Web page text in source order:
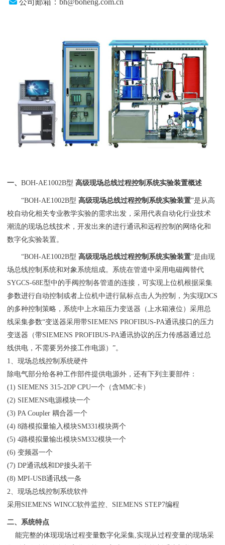
一、BOH-AE1002B型高级现场总线过程控制系统实验装置概述
“BOH-AE1002B型高级现场总线过程控制系统实验装置”是从高
校自动化相关专业教学实验的需求出发，采用代表自动化行业技术
潮流的现场总线技术，开发出来的进行通讯和远程控制的网络化和
数字化实验装置。
“BOH-AE1002B型高级现场总线过程控制系统实验装置”是由现
场总线控制系统和对象系统组成。系统在管道中采用电磁阀替代
SYGCS-68E型中的手阀控制各管道的连接，可实现上位机根据采集
参数进行自动控制或者上位机中进行鼠标点击人为控制，为实现DCS
的多种控制策略，系统中上水箱压力变送器（上水箱液位）采用总
线采集参数“变送器采用带SIEMENS PROFIBUS-PA通讯接口的压力
变送器（带SIEMENS PROFIBUS-PA通讯协议的压力传感器通过总
线供电，不需要另外接工作电源）”。
1、现场总线控制系统硬件
除电气部分给各种工作部件提供电源外，还有下列主要部件：
(1) SIEMENS 315-2DP CPU一个（含MMC卡）
(2) SIEMENS电源模块一个
(3) PA Coupler 耦合器一个
(4) 8路模拟量输入模块SM331模块两个
(5) 4路模拟量输出模块SM332模块一个
(6) 变频器一个
(7) DP通讯线和DP接头若干
(8) MPI-USB通讯线一条
2、现场总线控制系统软件
采用SIEMENS WINCC软件监控、SIEMENS STEP7编程
二、系统特点
能完整的体现现场过程变量数字化采集,实现从过程变量的现场采